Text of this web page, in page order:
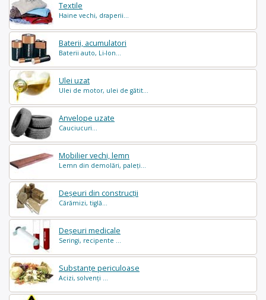
Textile
Haine vechi, draperii...
Baterii, acumulatori
Baterii auto, Li-Ion...
Ulei uzat
Ulei de motor, ulei de gătit...
Anvelope uzate
Cauciucuri...
Mobilier vechi, lemn
Lemn din demolări, paleți...
Deșeuri din construcții
Cărămizi, tiglă...
Deșeuri medicale
Seringi, recipente ...
Substanțe periculoase
Acizi, solvenți ...